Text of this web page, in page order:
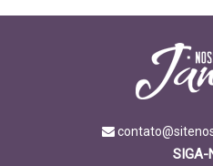
SIGA-